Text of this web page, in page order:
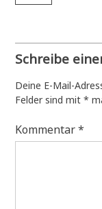
Schreibe
Deine E-Mail-
Felder sind mit*
Kommentar*